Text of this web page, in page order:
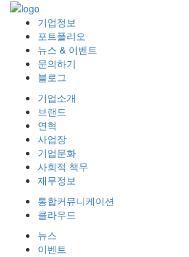
기업정보
포트폴리오
뉴스 & 이벤트
문의하기
블로그
기업소개
브랜드
연혁
사업장
기업문화
사회적 책무
재무정보
통합커뮤니케이션
클라우드
뉴스
이벤트